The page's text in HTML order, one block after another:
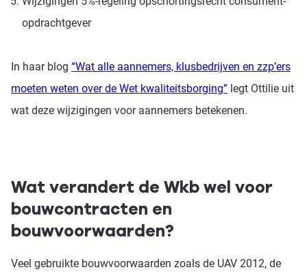
opdrachtgever
In haar blog “Wat alle aannemers, klusbedrijven en zzp’ers
moeten weten over de Wet kwaliteitsborging” legt Ottilie uit
wat deze wijzigingen voor aannemers betekenen.
Wat verandert de Wkb wel voor
bouwcontracten en
bouwvoorwaarden?
Veel gebruikte bouwvoorwaarden zoals de UAV 2012, de